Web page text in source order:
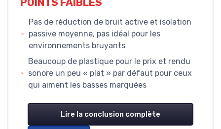
Pas de réduction de bruit active et isolation
passive moyenne, pas idéal pour les
environnements bruyants
Beaucoup de plastique pour le prix et rendu
sonore un peu « plat » par défaut pour ceux
qui aiment les basses marquées
Lire la conclusion complète